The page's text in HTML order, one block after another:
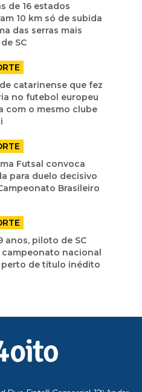
de 16 estados
10 km só de subida
das serras mais
SC
catarinense que fez
no futebol europeu
com o mesmo clube
Futsal convoca
para duelo decisivo
Brasileiro
anos, piloto de SC
campeonato nacional
perto de título inédito